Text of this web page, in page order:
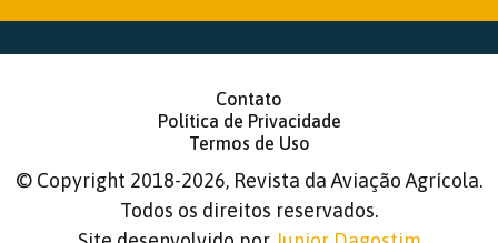
Contato
Política de Privacidade
Termos de Uso
© Copyright 2018-2026, Revista da Aviação Agrícola.
Todos os direitos reservados.